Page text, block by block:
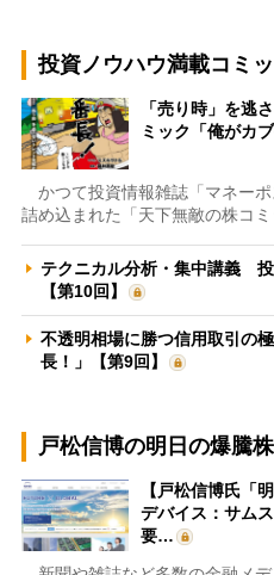
投資ノウハウ満載コミ
「売り時」を逃
ミック「俺がカ
かつて投資情報雑誌「マネー
詰め込まれた「天下無敵の株コ
テクニカル分析・集中講義 投
【第10回】
不透明相場に勝つ信用取引の
長！」【第9回】
戸松信博の明日の爆騰
【戸松信博氏「
デバイス：サム
要…